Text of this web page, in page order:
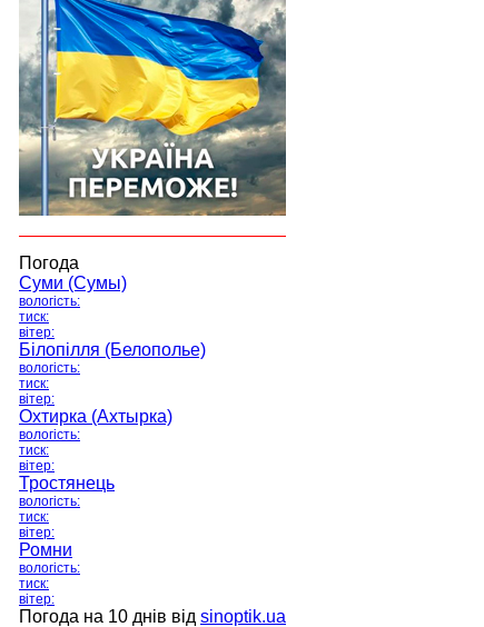
Погода
Суми (Сумы)
вологість:
тиск:
вітер:
Білопілля (Белополье)
вологість:
тиск:
вітер:
Охтирка (Ахтырка)
вологість:
тиск:
вітер:
Тростянець
вологість:
тиск:
вітер:
Ромни
вологість:
тиск:
вітер:
Погода на 10 днів від sinoptik.ua